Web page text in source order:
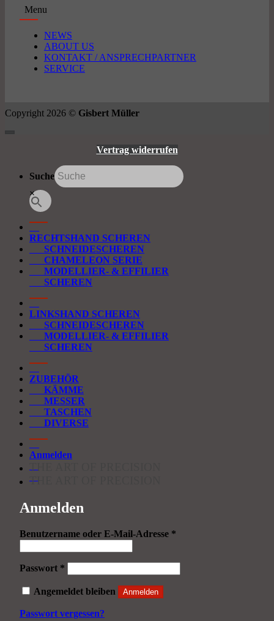
Menu
NEWS
ABOUT US
KONTAKT / ANSPRECHPARTNER
SERVICE
Copyright 2026 © Gisbert Müller
Vertrag widerrufen
Suche
×
RECHTSHAND SCHEREN
SCHNEIDESCHEREN
CHAMELEON SERIE
MODELLIER- & EFFILIER
SCHEREN
LINKSHAND SCHEREN
SCHNEIDESCHEREN
MODELLIER- & EFFILIER
SCHEREN
ZUBEHÖR
KÄMME
MESSER
TASCHEN
DIVERSE
Anmelden
THE ART OF PRECISION
THE ART OF PRECISION
Anmelden
Benutzername oder E-Mail-Adresse *Erforderlich
Passwort *Erforderlich
Angemeldet bleiben Anmelden
Passwort vergessen?